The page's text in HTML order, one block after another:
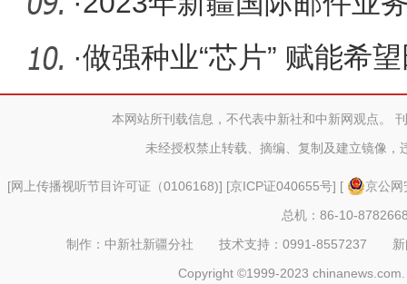
·做强种业“芯片” 赋能希
区全力
本网站所刊载信息，不代表中新社和中新网观点。
未经授权禁止转载、摘编、复制及建立镜像，
[网上传播视听节目许可证（0106168)] [京ICP证040655号] [
京公
总机：86-10-
制作：中新社新疆分社 技术支持：0991-8557237
Copyright ©1999-2023